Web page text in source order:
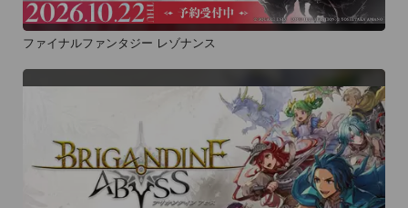
ファイナルファンタジー レゾナンス